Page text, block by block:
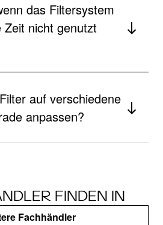
das Filtersystem
nicht genutzt
auf verschiedene
anpassen?
FINDEN IN
Fachhändler